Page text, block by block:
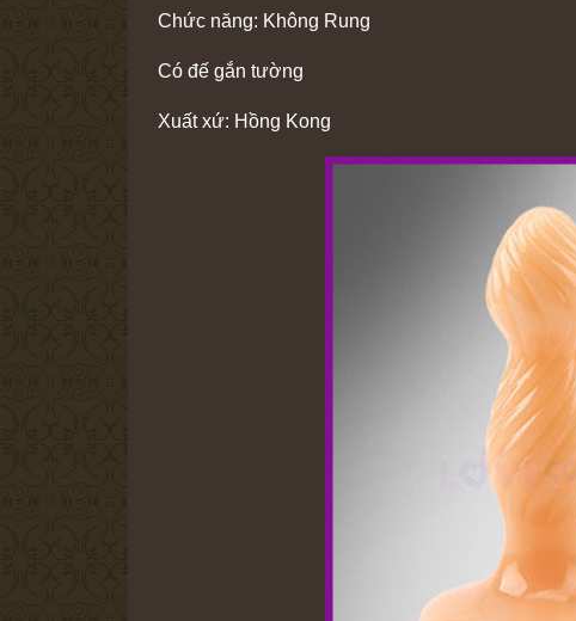
Chức năng: Không Rung
Có đế gắn tường
Xuất xứ: Hồng Kong